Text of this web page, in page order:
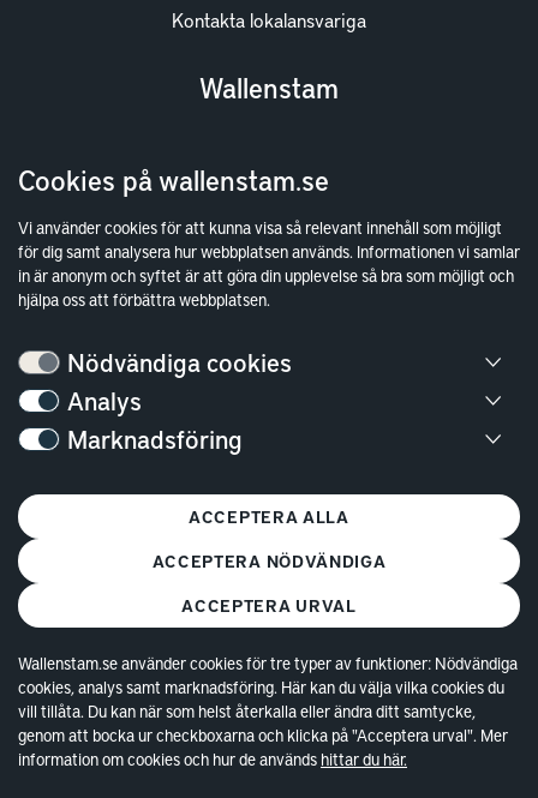
Cookies på wallenstam.se
Vi använder cookies för att kunna visa så relevant innehåll som möjligt
för dig samt analysera hur webbplatsen används. Informationen vi samlar
in är anonym och syftet är att göra din upplevelse så bra som möjligt och
hjälpa oss att förbättra webbplatsen.
Nödvändiga cookies
Analys
Marknadsföring
ACCEPTERA ALLA
ACCEPTERA NÖDVÄNDIGA
ACCEPTERA URVAL
Wallenstam.se använder cookies för tre typer av funktioner: Nödvändiga
cookies, analys samt marknadsföring. Här kan du välja vilka cookies du
vill tillåta. Du kan när som helst återkalla eller ändra ditt samtycke,
genom att bocka ur checkboxarna och klicka på "Acceptera urval". Mer
information om cookies och hur de används hittar du här.
Kontakta lokalansvariga
Wallenstam
Finansiella rapporter
Sök fakturamottagare
Våra fastigheter
Hållbarhet
Kundservice
Stockholm
© Copyright 2026 Wallenstam AB (publ)
Cookies
Behandling av personuppgifter
In english